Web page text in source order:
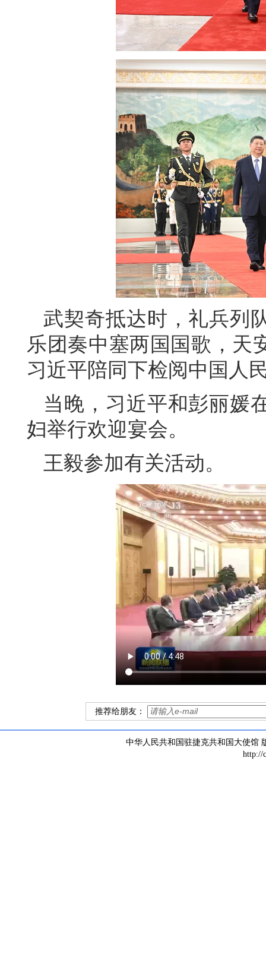
武契奇抵达时，礼兵列
乐团奏中塞两国国歌，天
习近平陪同下检阅中国人
当晚，习近平和彭丽媛
妇举行欢迎宴会。
王毅参加有关活动。
推荐给朋友：
中华人民共和国驻捷克共和国大使馆
http://